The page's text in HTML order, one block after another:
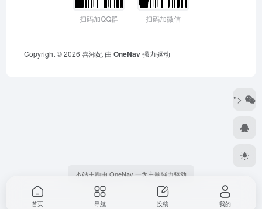
扫码加QQ群 扫码加微信
Copyright © 2026 喜湘妃 由 OneNav强力驱动
">
首页 导航 投稿 我的
本站主题由 OneNav 一为主题强力驱动